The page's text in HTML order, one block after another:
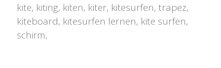
kite, kiting, kiten, kiter, kitesurfen, trapez,
kiteboard, kitesurfen lernen, kite surfen,
schirm,